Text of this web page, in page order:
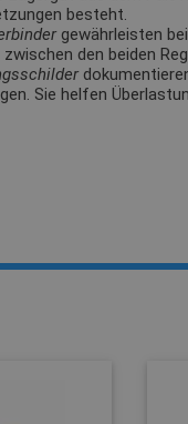
besteht.
gewährleisten
den beiden
Sie helfen